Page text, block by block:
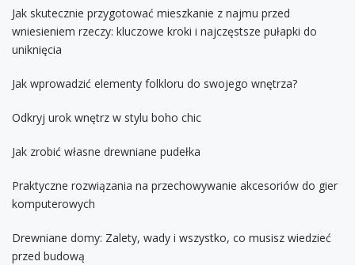
Jak skutecznie przygotować mieszkanie z najmu przed
wniesieniem rzeczy: kluczowe kroki i najczęstsze pułapki do
uniknięcia
Jak wprowadzić elementy folkloru do swojego wnętrza?
Odkryj urok wnętrz w stylu boho chic
Jak zrobić własne drewniane pudełka
Praktyczne rozwiązania na przechowywanie akcesoriów do gier
komputerowych
Drewniane domy: Zalety, wady i wszystko, co musisz wiedzieć
przed budową